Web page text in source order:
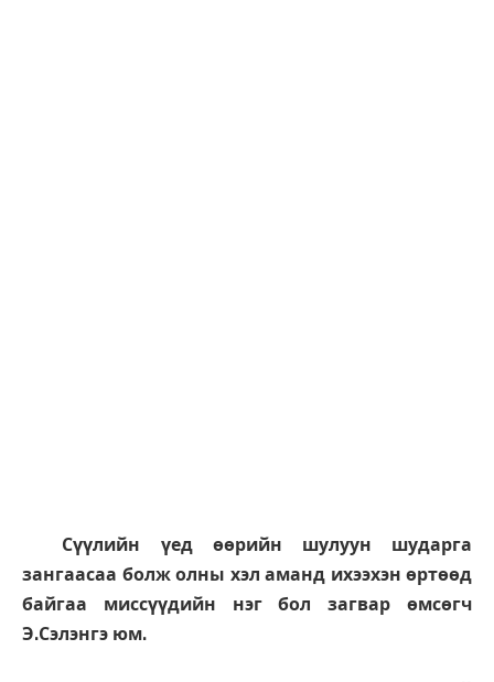
Сүүлийн үед өөрийн шулуун шударга
зангаасаа болж олны хэл аманд ихээхэн өртөөд
байгаа миссүүдийн нэг бол загвар өмсөгч
Э.Сэлэнгэ юм.